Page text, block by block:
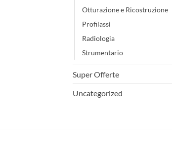
Otturazione e Ricostruzione
Profilassi
Radiologia
Strumentario
Super Offerte
Uncategorized